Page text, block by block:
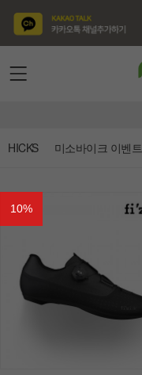
HICKS 미소바이크 이벤트
10%